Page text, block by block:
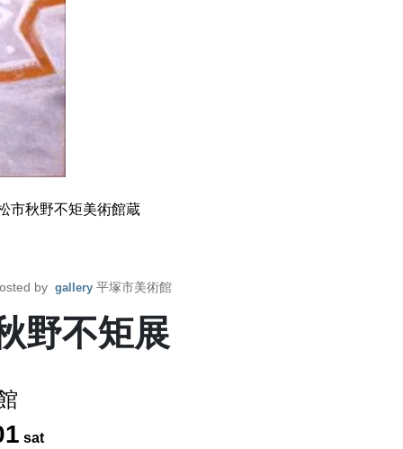
市秋野不矩美術館蔵
by gallery 平塚市美術館
野不矩展
sat